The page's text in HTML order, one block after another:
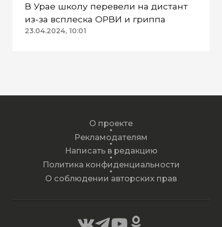
В Урае школу перевели на дистант
из-за всплеска ОРВИ и гриппа
23.04.2024, 10:01
О проекте
Рекламодателям
Написать в редакцию
Политика конфиденциальности
О соблюдении авторских прав